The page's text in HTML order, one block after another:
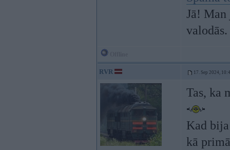
Jā!
valodās.
RVR 17. Sep 2024,
Tas, ka
Kad
kā